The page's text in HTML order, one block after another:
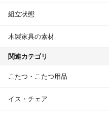
組立状態
木製家具の素材
関連カテゴリ
こたつ・こたつ用品
イス・チェア